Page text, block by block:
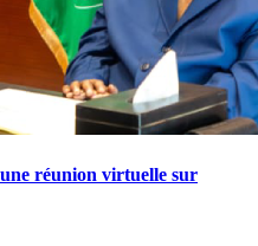
réunion virtuelle sur